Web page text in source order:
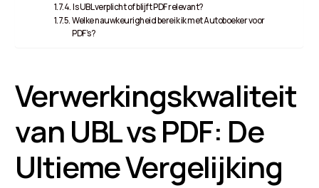
Is UBL verplicht of blijft PDF relevant?
Welke nauwkeurigheid bereik ik met Autoboeker voor
PDF’s?
Verwerkingskwaliteit
van UBL vs PDF: De
Ultieme Vergelijking